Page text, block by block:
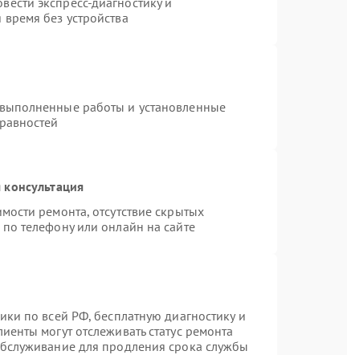
без устройства
работы и установленные
ремонта, отсутствие скрытых
телефону или онлайн на сайте
по всей РФ, бесплатную диагностику и
могут отслеживать статус ремонта
для продления срока службы